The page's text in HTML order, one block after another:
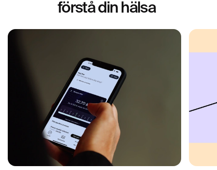
förstå din hälsa